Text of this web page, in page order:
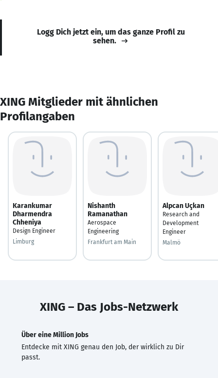
Logg Dich jetzt ein, um das ganze Profil zu
sehen.
XING Mitglieder mit ähnlichen
Profilangaben
Karankumar
Dharmendra
Chheniya
Design Engineer
Limburg
Nishanth
Ramanathan
Aerospace
Engineering
Frankfurt am Main
Alpcan Uçkan
Research and
Development
Engineer
Malmö
XING – Das Jobs-Netzwerk
Über eine Million Jobs
Entdecke mit XING genau den Job, der wirklich zu Dir
passt.